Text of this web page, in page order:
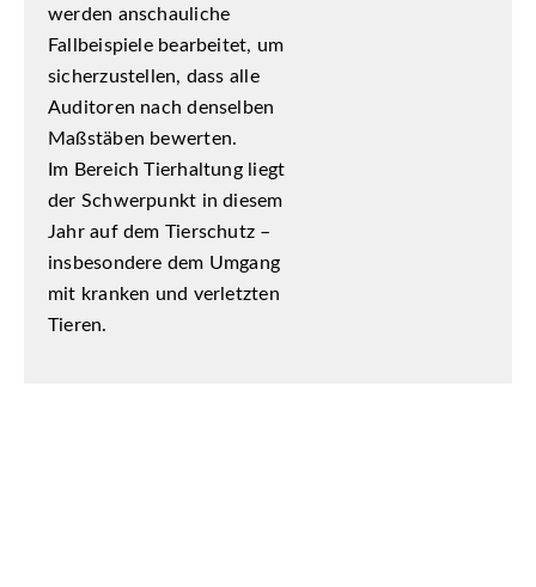
werden anschauliche
Fallbeispiele bearbeitet, um
sicherzustellen, dass alle
Auditoren nach denselben
Maßstäben bewerten.
Im Bereich Tierhaltung liegt
der Schwerpunkt in diesem
Jahr auf dem Tierschutz –
insbesondere dem Umgang
mit kranken und verletzten
Tieren.